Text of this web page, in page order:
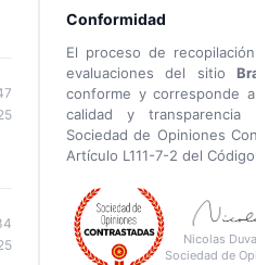
Conformidad
El proceso de
evaluaciones del sitio
conforme y corresponde
calidad y
Sociedad de Opiniones
Artículo L111-7-2 del
Nicolas
Sociedad de